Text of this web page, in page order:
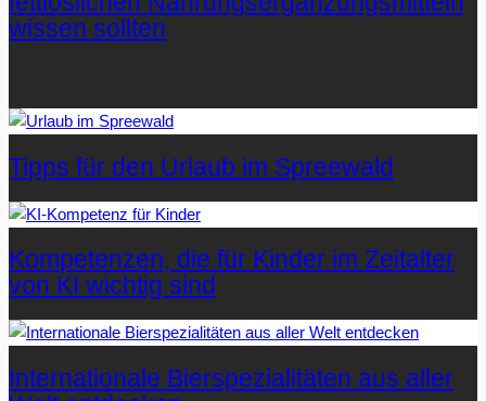
wissen sollten
Tipps für den Urlaub im Spreewald
Kompetenzen, die für Kinder im Zeitalter
von KI wichtig sind
Internationale Bierspezialitäten aus aller